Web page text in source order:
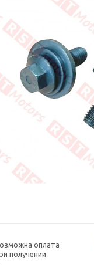
оплата
получении